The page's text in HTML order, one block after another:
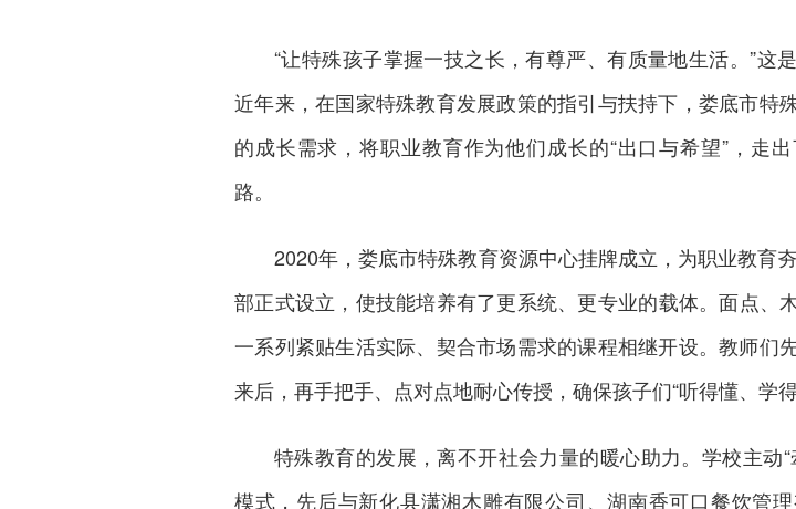
“让特殊孩子掌握一技之长，有尊严、有质量地生活。”这
近年来，在国家特殊教育发展政策的指引与扶持下，娄底市特
的成长需求，将职业教育作为他们成长的“出口与希望”，走
路。
2020年，娄底市特殊教育资源中心挂牌成立，为职业教育
部正式设立，使技能培养有了更系统、更专业的载体。面点
一系列紧贴生活实际、契合市场需求的课程相继开设。教师们
来后，再手把手、点对点地耐心传授，确保孩子们“听得懂、学得
特殊教育的发展，离不开社会力量的暖心助力。学校主动
模式，先后与新化县潇湘木雕有限公司、湖南香可口餐饮管